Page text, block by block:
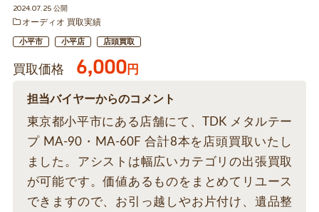
2024.07.25 公開
オーディオ 買取実績
小平市 小平店 店頭買取
買取価格 6,000円
担当バイヤーからのコメント
東京都小平市にある店舗にて、TDK メタルテー
プ MA-90・MA-60F 合計8本を店頭買取いたし
ました。アシストは幅広いカテゴリの出張買取
が可能です。価値あるものをまとめてリユース
できますので、お引っ越しやお片付け、遺品整